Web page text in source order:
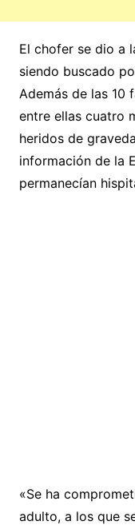
El chofer se dio a
siendo buscado
Además de las 10
entre ellas cuatro
heridos de
información de la
permanecían
«Se ha
adulto, a los que